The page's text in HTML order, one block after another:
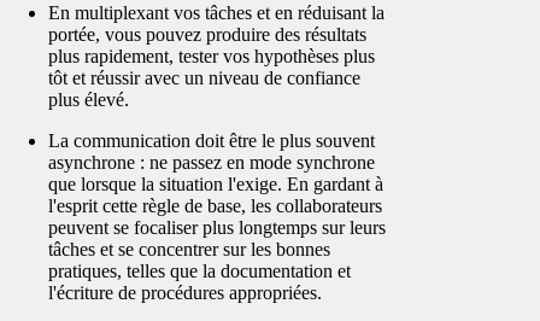
En multiplexant vos tâches et en réduisant la
portée, vous pouvez produire des résultats
plus rapidement, tester vos hypothèses plus
tôt et réussir avec un niveau de confiance
plus élevé.
La communication doit être le plus souvent
asynchrone : ne passez en mode synchrone
que lorsque la situation l'exige. En gardant à
l'esprit cette règle de base, les collaborateurs
peuvent se focaliser plus longtemps sur leurs
tâches et se concentrer sur les bonnes
pratiques, telles que la documentation et
l'écriture de procédures appropriées.